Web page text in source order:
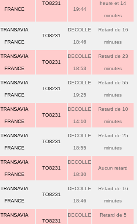
FRANCE
TO8231
19:44
heure et 14
minutes
TRANSAVIA
FRANCE
TO8231
DECOLLE
18:46
Retard de 16
minutes
TRANSAVIA
FRANCE
TO8231
DECOLLE
18:53
Retard de 23
minutes
TRANSAVIA
FRANCE
TO8231
DECOLLE
19:25
Retard de 55
minutes
TRANSAVIA
FRANCE
TO8231
DECOLLE
14:10
Retard de 10
minutes
TRANSAVIA
FRANCE
TO8231
DECOLLE
18:55
Retard de 25
minutes
TRANSAVIA
FRANCE
TO8231
DECOLLE
18:30
Aucun retard
TRANSAVIA
FRANCE
TO8231
DECOLLE
18:46
Retard de 16
minutes
TRANSAVIA
TO8231
DECOLLE Retard de 5